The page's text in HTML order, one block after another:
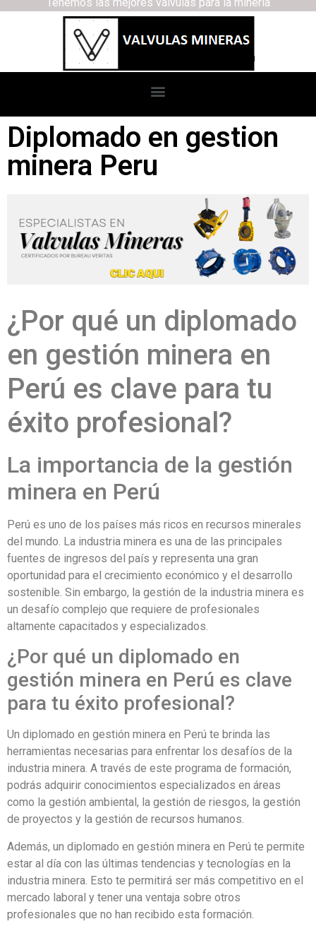
Diplomado en gestion
minera Peru
¿Por qué un diplomado
en gestión minera en
Perú es clave para tu
éxito profesional?
La importancia de la gestión
minera en Perú
Perú es uno de los países más ricos en recursos minerales
del mundo. La industria minera es una de las principales
fuentes de ingresos del país y representa una gran
oportunidad para el crecimiento económico y el desarrollo
sostenible. Sin embargo, la gestión de la industria minera es
un desafío complejo que requiere de profesionales
altamente capacitados y especializados.
¿Por qué un diplomado en
gestión minera en Perú es clave
para tu éxito profesional?
Un diplomado en gestión minera en Perú te brinda las
herramientas necesarias para enfrentar los desafíos de la
industria minera. A través de este programa de formación,
podrás adquirir conocimientos especializados en áreas
como la gestión ambiental, la gestión de riesgos, la gestión
de proyectos y la gestión de recursos humanos.
Además, un diplomado en gestión minera en Perú te permite
estar al día con las últimas tendencias y tecnologías en la
industria minera. Esto te permitirá ser más competitivo en el
mercado laboral y tener una ventaja sobre otros
profesionales que no han recibido esta formación.